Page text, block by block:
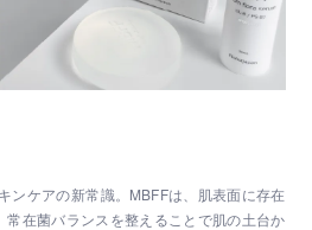
ンケアの新常識。MBFFは、肌表面に存在
常在菌バランスを整えることで肌の土台か